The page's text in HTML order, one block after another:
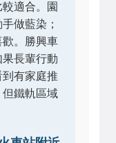
適合。園
做藍染；
。勝興車
長輩行動
有家庭推
鐵軌區域